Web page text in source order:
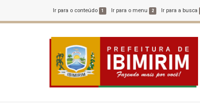
Ir para o conteúdo 1 Ir para o menu 2 Ir para a busca